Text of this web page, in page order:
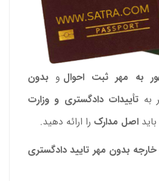
به مهر ثبت احوال و بدون
به تأییدات دادگستری و وزارت
اصل مدارک را ارائه دهید.
خارجه بدون مهر تایید دادگستری